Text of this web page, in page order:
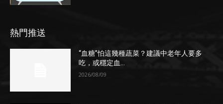
熱門推送
“血糖”怕這幾種蔬菜？建議中老年人要多
吃，或穩定血...
2026/08/09